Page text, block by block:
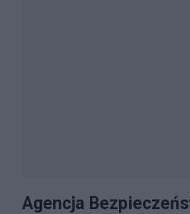
Agencja